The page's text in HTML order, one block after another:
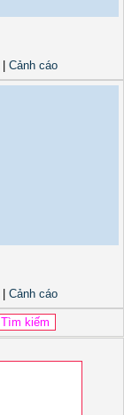
Cảnh cáo
Cảnh cáo